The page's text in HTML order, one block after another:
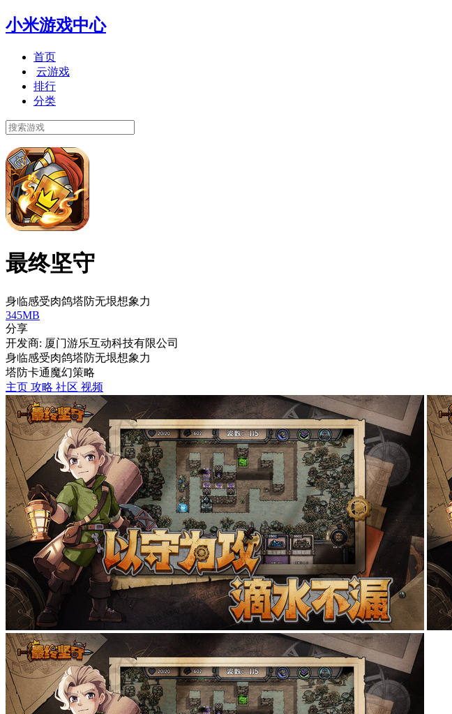
小米游戏中心
首页
云游戏
排行
分类
最终坚守
身临感受肉鸽塔防无垠想象力
345MB
分享
开发商: 厦门游乐互动科技有限公司
身临感受肉鸽塔防无垠想象力
塔防卡通魔幻策略
主页 攻略 社区 视频